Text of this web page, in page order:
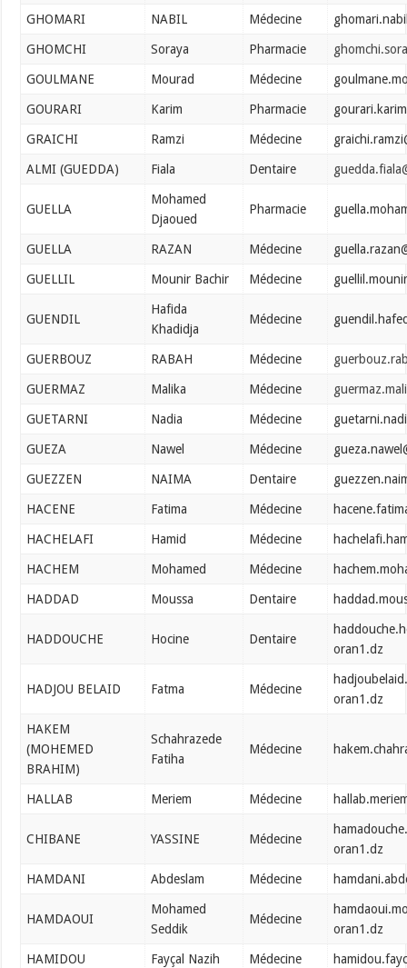
GHOMARI NABIL Médecine
GHOMCHI Soraya Pharmacie
GOULMANE Mourad Médecine
GOURARI Karim Pharmacie
GRAICHI Ramzi Médecine
ALMI (GUEDDA) Fiala Dentaire
GUELLA
Mohamed
Djaoued
Pharmacie
GUELLA RAZAN Médecine
GUELLIL Mounir Bachir Médecine
GUENDIL
Hafida
Khadidja
Médecine
GUERBOUZ RABAH Médecine
GUERMAZ Malika Médecine
GUETARNI Nadia Médecine
GUEZA Nawel Médecine
GUEZZEN NAIMA Dentaire
HACENE Fatima Médecine
HACHELAFI Hamid Médecine
HACHEM Mohamed Médecine
HADDAD Moussa Dentaire
HADDOUCHE Hocine Dentaire
oran1.dz
HADJOU BELAID Fatma Médecine
oran1.dz
HAKEM
(MOHEMED
BRAHIM)
Schahrazede
Fatiha
Médecine
HALLAB Meriem Médecine
CHIBANE YASSINE Médecine
oran1.dz
HAMDANI Abdeslam Médecine
HAMDAOUI
Mohamed
Seddik
Médecine
oran1.dz
HAMIDOU Fayçal Nazih Médecine